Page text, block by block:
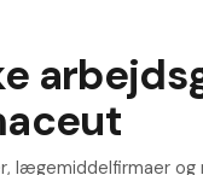
lægemiddelfirmaer